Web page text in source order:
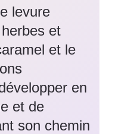
levure
et
et le
en
et de
son chemin